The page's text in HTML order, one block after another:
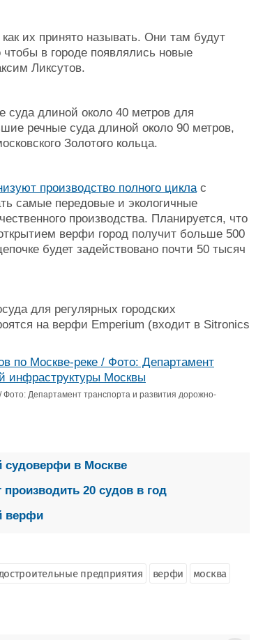
их принято называть. Они там будут
в городе появлялись новые
Ликсутов.
суда длиной около 40 метров для
речные суда длиной около 90 метров,
Золотого кольца.
производство полного циклас
самые передовые и экологичные
производства. Планируется, что
верфи город получит больше 500
будет задействовано почти 50 тысяч
для регулярных городских
на верфи Emperium (входит в Sitronics
Фото: Департамент транспорта и развития дорожно-
судоверфи в Москве
20 судов в год
верфи
предприятия верфи москва